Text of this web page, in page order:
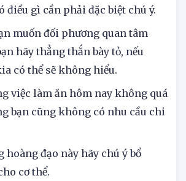
điều gì cần phải đặc biệt chú ý.
muốn đối phương quan tâm
hãy thẳng thắn bày tỏ, nếu
có thể sẽ không hiểu.
việc làm ăn hôm nay không quá
bạn cũng không có nhu cầu chi
hoàng đạo này hãy chú ý bổ
cơ thể.